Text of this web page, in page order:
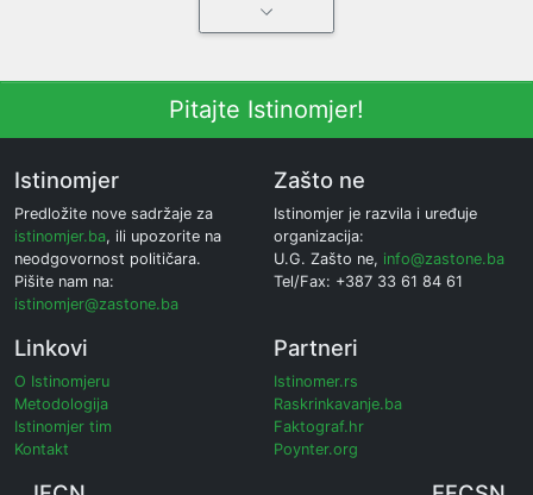
Pitajte Istinomjer!
Istinomjer
Predložite nove sadržaje za
istinomjer.ba, ili upozorite na
neodgovornost političara.
Pišite nam na:
istinomjer@zastone.ba
Zašto ne
Istinomjer je razvila i uređuje
organizacija:
U.G. Zašto ne, info@zastone.ba
Tel/Fax: +387 33 61 84 61
Linkovi
O Istinomjeru
Metodologija
Istinomjer tim
Kontakt
Partneri
Istinomer.rs
Raskrinkavanje.ba
Faktograf.hr
Poynter.org